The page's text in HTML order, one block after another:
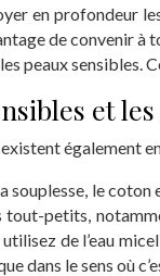
en profondeur
de convenir
peaux sensibles.
et
également
souplesse, le
petits,
de l’eau
dans le sens où